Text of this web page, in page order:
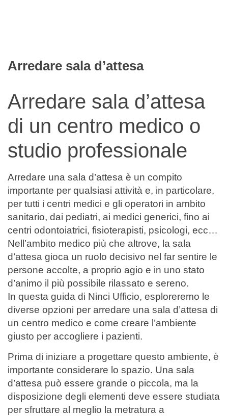
Arredare sala d’attesa
Arredare sala d’attesa
di un centro medico o
studio professionale
Arredare una sala d’attesa è un compito
importante per qualsiasi attività e, in particolare,
per tutti i centri medici e gli operatori in ambito
sanitario, dai pediatri, ai medici generici, fino ai
centri odontoiatrici, fisioterapisti, psicologi, ecc…
Nell’ambito medico più che altrove, la sala
d’attesa gioca un ruolo decisivo nel far sentire le
persone accolte, a proprio agio e in uno stato
d’animo il più possibile rilassato e sereno.
In questa guida di Ninci Ufficio, esploreremo le
diverse opzioni per arredare una sala d’attesa di
un centro medico e come creare l’ambiente
giusto per accogliere i pazienti.
Prima di iniziare a progettare questo ambiente, è
importante considerare lo spazio. Una sala
d’attesa può essere grande o piccola, ma la
disposizione degli elementi deve essere studiata
per sfruttare al meglio la metratura a